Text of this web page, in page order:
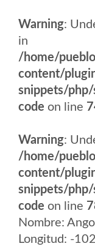
Warning:
in
/home/
content/
snippets/php/
code on line
Warning:
/home/
content/
snippets/php/
code on line
Nombre:
Longitud: -